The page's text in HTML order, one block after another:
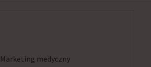
Marketing medyczny